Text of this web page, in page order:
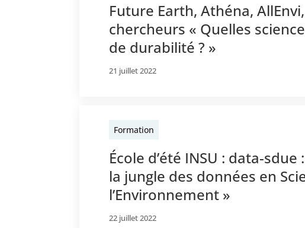
Future Earth, Athéna, AllEnvi,
chercheurs « Quelles
de durabilité ? »
21 juillet 2022
Formation
École d’été INSU : data-
la jungle des données en
l’Environnement »
22 juillet 2022